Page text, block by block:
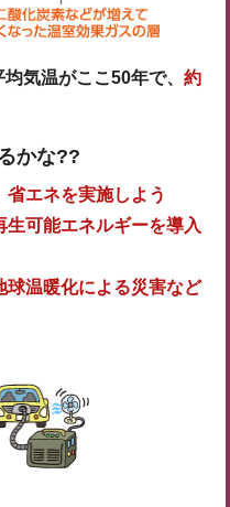
気温がここ50年で、 約
かな??
省エネを実施しよう
生可能エネルギーを導入
球温暖化による災害など